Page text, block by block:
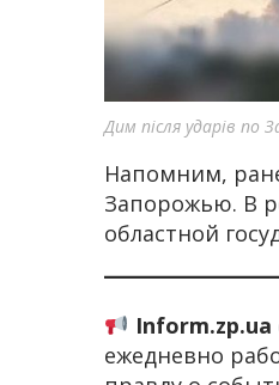
Дим після ударів
Напомним,
Запорожью. В
областной
ежедневно